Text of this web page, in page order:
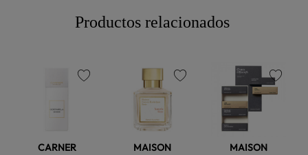
Productos relacionados
CARNER
MAISON
MAISON
favorite